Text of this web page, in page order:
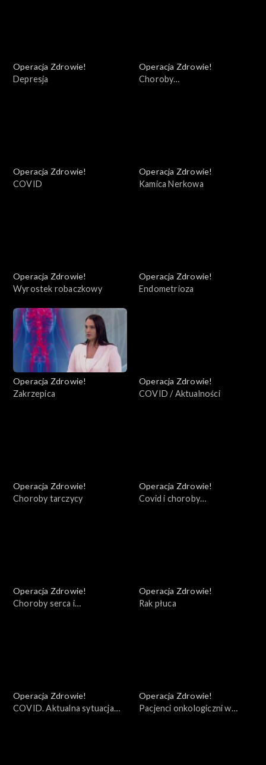
Operacja Zdrowie!
Depresja
Operacja Zdrowie!
Choroby
Operacja Zdrowie!
COVID
Operacja Zdrowie!
Kamica Nerkowa
Operacja Zdrowie!
Wyrostek robaczkowy
Operacja Zdrowie!
Endometrioza
Operacja Zdrowie!
Zakrzepica
Operacja Zdrowie!
COVID / Aktualności
Operacja Zdrowie!
Choroby tarczycy
Operacja Zdrowie!
Covid i choroby
Operacja Zdrowie!
Choroby serca i
Operacja Zdrowie!
Rak płuca
Operacja Zdrowie!
COVID. Aktualna sytuacja
Operacja Zdrowie!
Pacjenci onkologiczni w